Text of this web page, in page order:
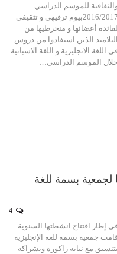
للموسم الدراسي
2016/2017بيوم ترفيهي و تثقيفي
لفائدة أعضائها و منخرطيها من
التلاميذ الذين استفادوا من دروس
اللغة الانجليزية و اللغة الاسبانية
خلال الموسم الدراسي…
لجمعية بسمة للغة
إطار افتتاح انشطتها السنوية
جمعية بسمة للغة الإنجليزية
بتنسيق مع نيابة زاكورة وبشراكة